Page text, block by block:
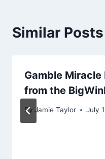
Similar Posts
Gamble
from the
By Jamie Taylor July